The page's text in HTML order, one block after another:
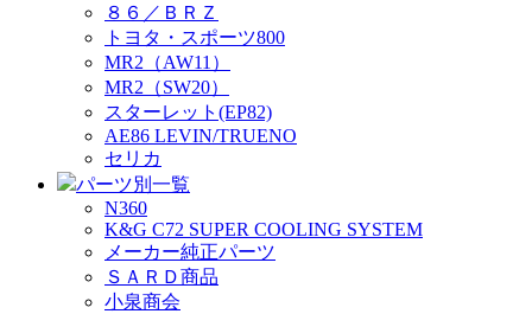
８６／ＢＲＺ
トヨタ・スポーツ800
MR2（AW11）
MR2（SW20）
スターレット(EP82)
AE86 LEVIN/TRUENO
セリカ
パーツ別一覧
N360
K&G C72 SUPER COOLING SYSTEM
メーカー純正パーツ
ＳＡＲＤ商品
小泉商会